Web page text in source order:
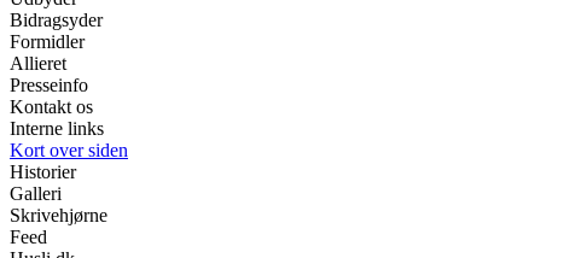
Bidragsyder
Formidler
Allieret
Presseinfo
Kontakt os
Interne links
Kort over siden
Historier
Galleri
Skrivehjørne
Feed